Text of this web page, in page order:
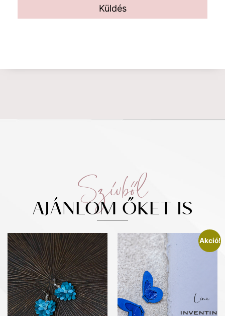
Küldés
Szívből
AJÁNLOM ŐKET IS
Akció!